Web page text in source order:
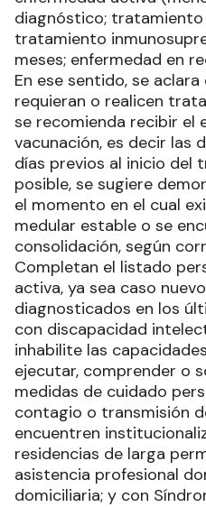
diagnóstico;
tratamiento
meses; enfermedad en
En ese sentido, se
requieran o realicen
se recomienda recibir el
vacunación, es decir las
días previos al inicio del
posible, se sugiere
el momento en el cual
medular estable o se
consolidación, según
Completan el listado
activa, ya sea caso
diagnosticados en los
con discapacidad
inhabilite las
ejecutar, comprender o
medidas de cuidado
contagio o transmisión
encuentren
residencias de larga
asistencia profesional
domiciliaria; y con